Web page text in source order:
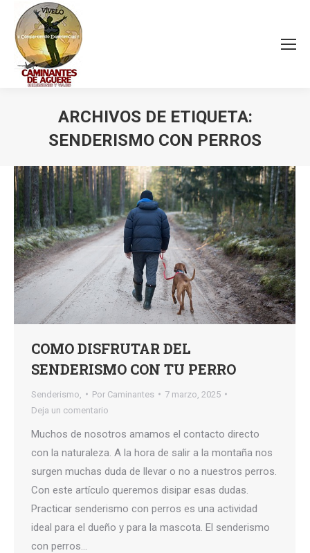
ARCHIVOS DE ETIQUETA:
SENDERISMO CON PERROS
COMO DISFRUTAR DEL
SENDERISMO CON TU PERRO
Senderismo, Por Caminantes
7 marzo, 2025
Deja un comentario
Muchos de nosotros amamos el contacto directo
con la naturaleza. A la hora de salir a la montaña nos
surgen muchas duda de llevar o no a nuestros perros.
Con este artículo queremos disipar esas dudas.
Practicar senderismo con perros es una actividad
ideal para el dueño y para la mascota. El senderismo
con perros…